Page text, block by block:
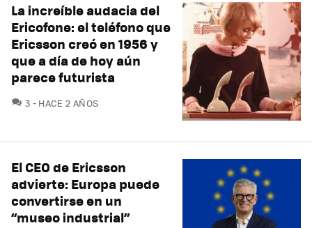
La increíble audacia del
Ericofone: el teléfono que
Ericsson creó en 1956 y
que a día de hoy aún
parece futurista
3 COMENTARIOS
HACE 2 AÑOS
El CEO de Ericsson
advierte: Europa puede
convertirse en un
“museo industrial”